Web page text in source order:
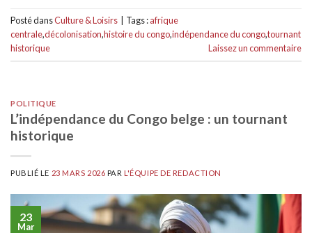
Posté dansCulture & Loisirs Tags :afrique
centrale,décolonisation,histoire du congo,indépendance du congo,tournant
historique
Laissez un commentaire
POLITIQUE
L’indépendance du Congo belge : un tournant
historique
PUBLIÉ LE 23 MARS 2026 PARL'ÉQUIPE DE REDACTION
23
Mar